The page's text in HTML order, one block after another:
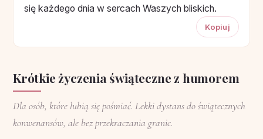
się każdego dnia w sercach Waszych bliskich.
Kopiuj
Krótkie życzenia świąteczne z humorem
Dla osób, które lubią się pośmiać. Lekki dystans do świątecznych
konwenansów, ale bez przekraczania granic.